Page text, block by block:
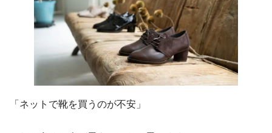
「ネットで靴を買うのが不安」